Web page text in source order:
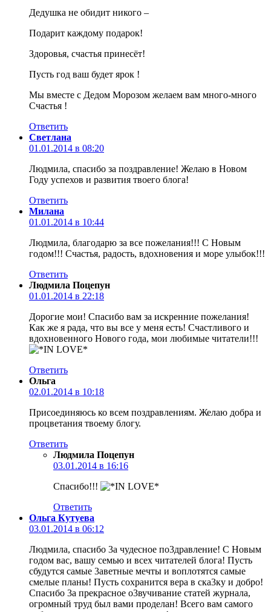
Дедушка не обидит никого –
Подарит каждому подарок!
Здоровья, счастья принесёт!
Пусть год ваш будет ярок !
Мы вместе с Дедом Морозом желаем вам много-много
Счастья !
Ответить
Светлана
01.01.2014 в 08:20
Людмила, спасибо за поздравление! Желаю в Новом
Году успехов и развития твоего блога!
Ответить
Милана
01.01.2014 в 10:44
Людмила, благодарю за все пожелания!!! С Новым
годом!!! Счастья, радость, вдохновения и море улыбок!!!
Ответить
Людмила Поцепун
01.01.2014 в 22:18
Дорогие мои! Спасибо вам за искренние пожелания!
Как же я рада, что вы все у меня есть! Счастливого и
вдохновенного Нового года, мои любимые читатели!!!
Ответить
Ольга
02.01.2014 в 10:18
Присоединяюсь ко всем поздравлениям. Желаю добра и
процветания твоему блогу.
Ответить
Людмила Поцепун
03.01.2014 в 16:16
Спасибо!!!
Ответить
Ольга Кутуева
03.01.2014 в 06:12
Людмила, спасибо 3а чудесное по3дравление! С Новым
годом вас, вашу семью и всех читателей блога! Пусть
сбудутся самые 3аветные мечты и воплотятся самые
смелые планы! Пусть сохранится вера в ска3ку и добро!
Спасибо 3а прекрасное о3вучивание статей журнала,
огромный труд был вами проделан! Всего вам самого